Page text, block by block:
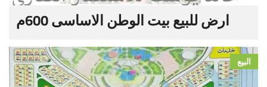
ارض للبيع بيت الوطن الاساسى 600م
البيع